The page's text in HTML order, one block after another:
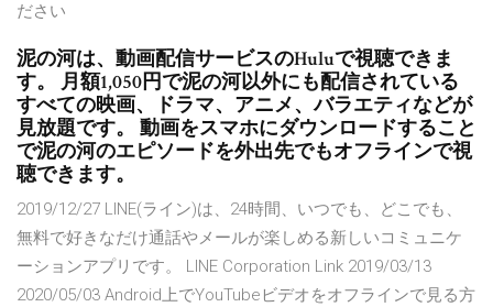
ださい
泥の河は、動画配信サービスのHuluで視聴できま
す。 月額1,050円で泥の河以外にも配信されている
すべての映画、ドラマ、アニメ、バラエティなどが
見放題です。 動画をスマホにダウンロードすること
で泥の河のエピソードを外出先でもオフラインで視
聴できます。
2019/12/27 LINE(ライン)は、24時間、いつでも、どこでも、
無料で好きなだけ通話やメールが楽しめる新しいコミュニケ
ーションアプリです。 LINE Corporation Link 2019/03/13
2020/05/03 Android上でYouTubeビデオをオフラインで見る方